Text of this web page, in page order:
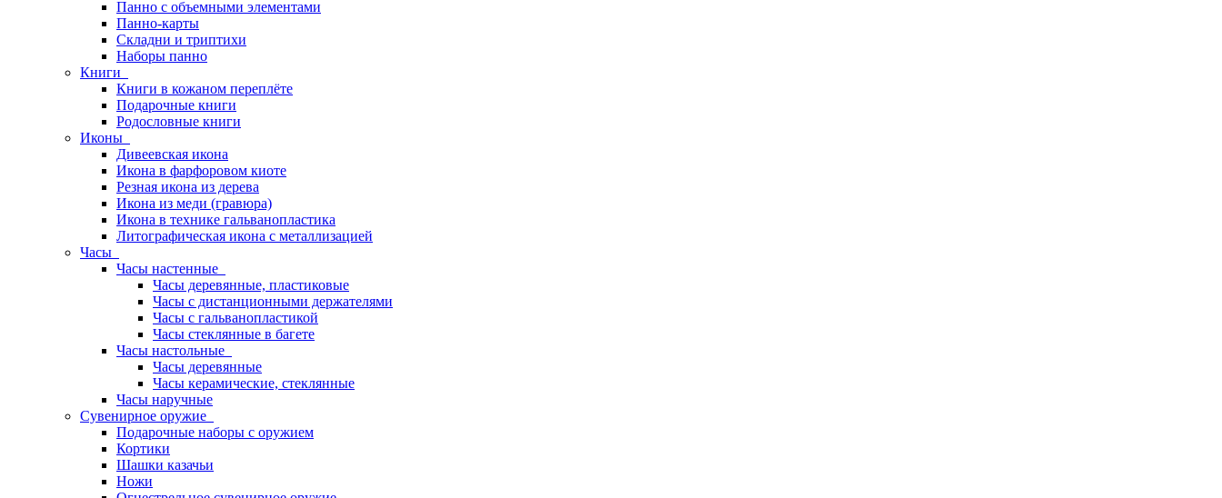
Панно с объемными элементами
Панно-карты
Складни и триптихи
Наборы панно
Книги
Книги в кожаном переплёте
Подарочные книги
Родословные книги
Иконы
Дивеевская икона
Икона в фарфоровом киоте
Резная икона из дерева
Икона из меди (гравюра)
Икона в технике гальванопластика
Литографическая икона с металлизацией
Часы
Часы настенные
Часы деревянные, пластиковые
Часы с дистанционными держателями
Часы с гальванопластикой
Часы стеклянные в багете
Часы настольные
Часы деревянные
Часы керамические, стеклянные
Часы наручные
Сувенирное оружие
Подарочные наборы с оружием
Кортики
Шашки казачьи
Ножи